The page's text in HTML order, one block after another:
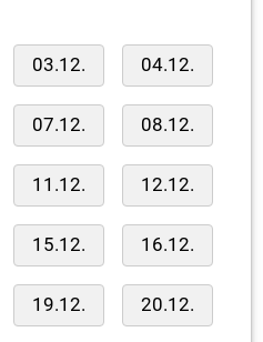
03.12. 04.12.
07.12. 08.12.
11.12. 12.12.
15.12. 16.12.
19.12. 20.12.